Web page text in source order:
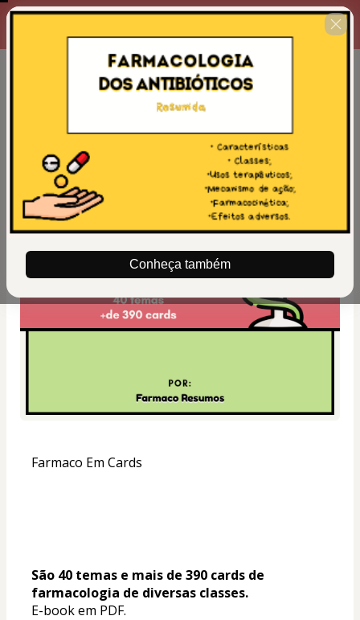
Conheça também
Texto - Contagem
ativaComplete o formulário
estabelecido ao lado.
Farmaco Em Cards
São 40 temas e mais de 390 cards de
farmacologia de diversas classes.
E-book em PDF.